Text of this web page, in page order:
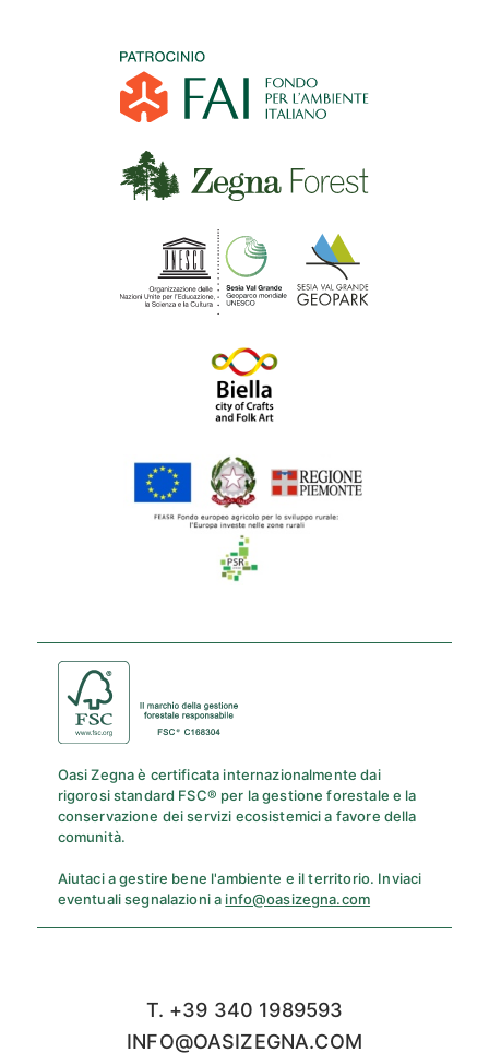
Oasi Zegna è certificata internazionalmente dai
rigorosi standard FSC® per la gestione forestale e la
conservazione dei servizi ecosistemici a favore della
comunità.
Aiutaci a gestire bene l'ambiente e il territorio. Inviaci
eventuali segnalazioni a info@oasizegna.com
T. +39 340 1989593
INFO@OASIZEGNA.COM